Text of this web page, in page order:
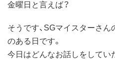
金曜日と言えば？
そうです、SGマイスターさん
のある日です。
今日はどんなお話しをしてい